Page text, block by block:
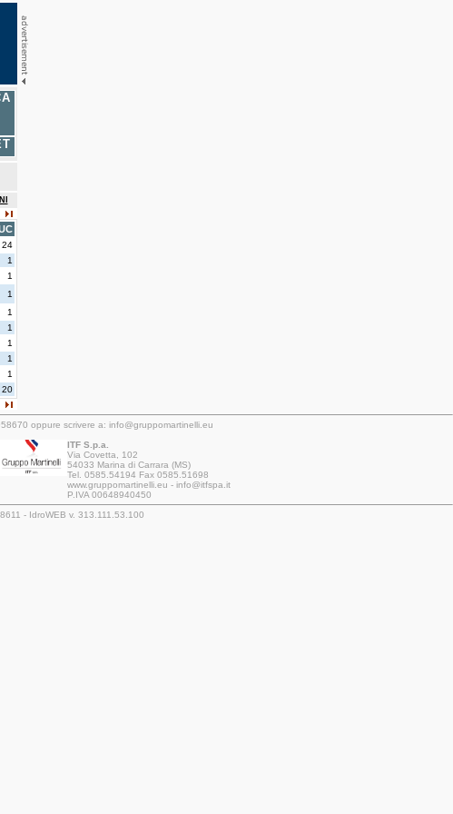
24
1
1
1
1
1
1
1
1
20
oppure scrivere a: info@gruppomartinelli.eu
ITF S.p.a.
Via Covetta, 102
54033 Marina di Carrara (MS)
Tel. 0585.54194 Fax 0585.51698
www.gruppomartinelli.eu - info@itfspa.it
P.IVA 00648940450
- IdroWEB v. 313.111.53.100